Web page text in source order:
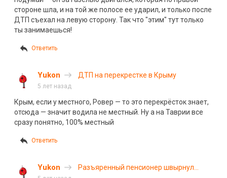
стороне шла, и на той же полосе ее ударил, и только после
ДТП съехал на левую сторону. Так что "этим" тут только
ты занимаешься!
Ответить
Yukon ДТП на перекрестке в Крыму
5 лет назад
Крым, если у местного, Ровер — то это перекрёсток знает,
отсюда — значит водила не местный. Ну а на Таврии все
сразу понятно, 100% местный
Ответить
Yukon
Разъяренный пенсионер швырнул